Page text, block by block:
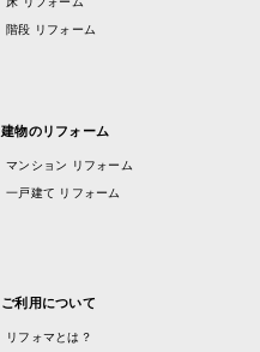
階段 リフォーム
建物のリフォーム
マンション リフォーム
一戸建て リフォーム
ご利用について
リフォマとは？